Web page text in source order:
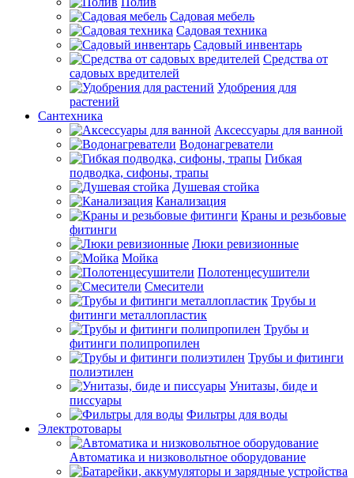
Садовая мебель
Садовая техника
Садовый инвентарь
Средства от
садовых вредителей
Удобрения для
растений
Сантехника
Аксессуары для ванной
Водонагреватели
Гибкая
подводка, сифоны, трапы
Душевая стойка
Канализация
Краны и резьбовые
фитинги
Люки ревизионные
Мойка
Полотенцесушители
Смесители
Трубы и
фитинги металлопластик
Трубы и
фитинги полипропилен
Трубы и фитинги
полиэтилен
Унитазы, биде и
писсуары
Фильтры для воды
Электротовары
Автоматика и низковольтное оборудование